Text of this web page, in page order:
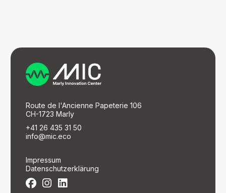
Route de l'Ancienne Papeterie 106
CH-1723 Marly
+41 26 435 31 50
info@mic.eco
Impressum
Datenschutzerklärung